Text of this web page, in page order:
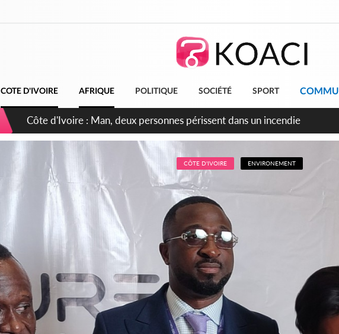
COTE D'IVOIRE AFRIQUE POLITIQUE SOCIÉTÉ SPORT
Côte d'Ivoire : Séileu, la célébration de la fête nationale transformée en
dépigmentants dangereux
CÔTE D'IVOIRE ENVIRONEMENT